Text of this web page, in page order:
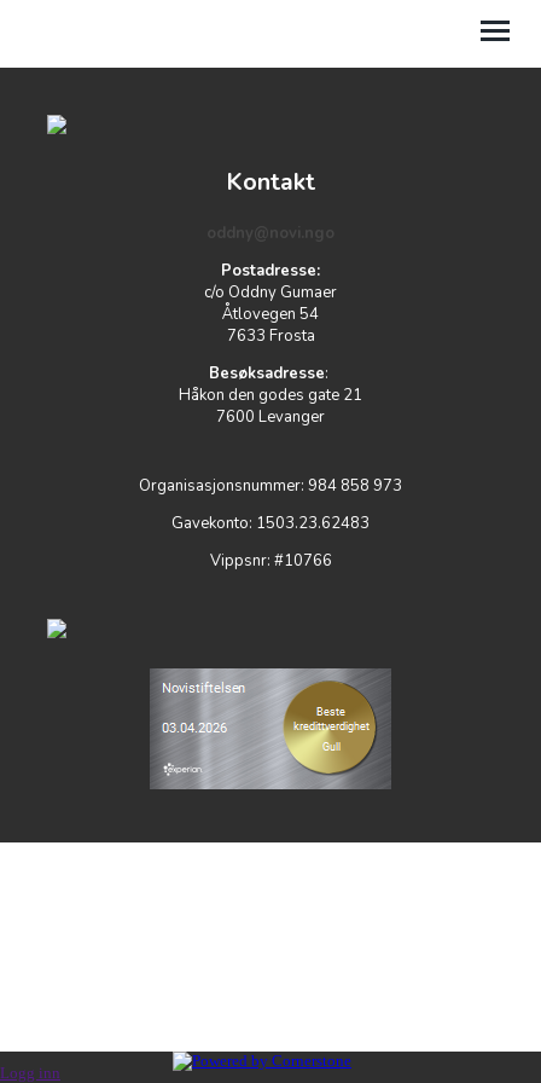
Kontakt
oddny@novi.ngo
Postadresse:
c/o Oddny Gumaer
Åtlovegen 54
7633 Frosta
Besøksadresse:
Håkon den godes gate 21
7600 Levanger
Organisasjonsnummer: 984 858 973
Gavekonto: 1503.23.62483
Vippsnr: #10766
Logg inn